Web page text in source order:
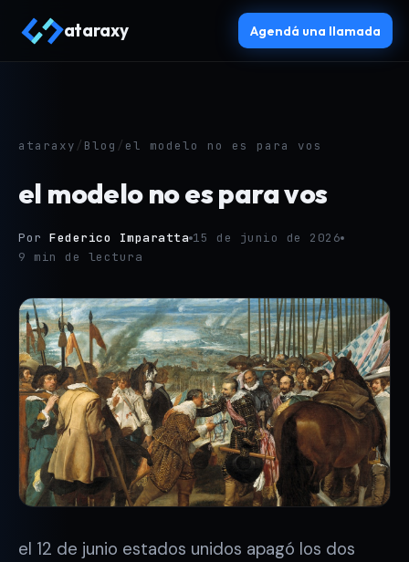
ataraxy Agendá una llamada
ataraxy / Blog / el modelo no es para vos
el modelo no es para vos
PorFederico Imparatta 15 de junio de 2026
9 min de lectura
el 12 de junio estados unidos apagó los dos